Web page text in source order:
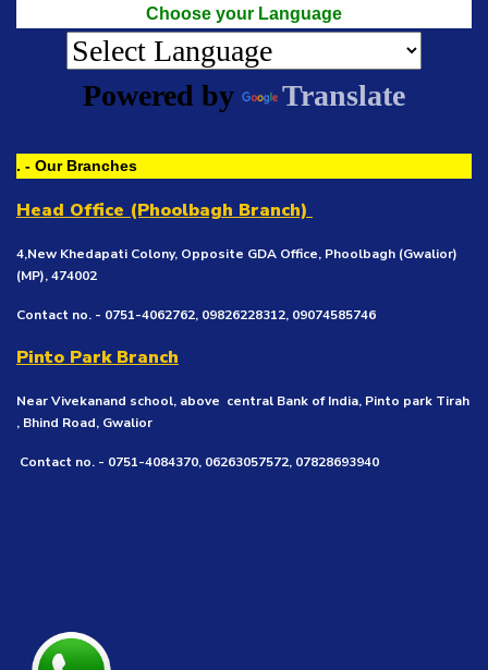
Choose your Language
Powered by Translate
. - Our Branches
Head Office (Phoolbagh Branch)
4,New Khedapati Colony, Opposite GDA Office, Phoolbagh (Gwalior)
(MP), 474002
Contact no. - 0751-4062762, 09826228312, 09074585746
Pinto Park Branch
Near Vivekanand school, above central Bank of India, Pinto park Tirah
, Bhind Road, Gwalior
Contact no. - 0751-4084370, 06263057572, 07828693940